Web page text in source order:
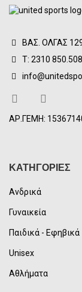
ΒΑΣ. ΟΛΓΑΣ
Τ: 2310 850.508
ΑΡ.ΓΕΜΗ:
ΚΑΤΗΓΟΡΙΕΣ
Ανδρικά
Γυναικεία
Παιδικά - Εφηβικά
Unisex
Αθλήματα